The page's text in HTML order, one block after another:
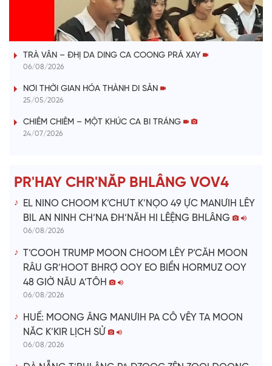
l
a
V
i
e
o
VÀI PHÚT DÀNH CHO QUẢNG BÁ
TRÀ VÂN – ĐHỊ DA DING CA COONG PRÁ XAY
06/08/2026
NƠI THỜI GIAN HÓA THÀNH DI SẢN
25/05/2026
CHIÊM CHIÊM – MỘT KHÚC CA BI TRÁNG
24/07/2026
PR'HAY CHR'NĂP BHLÂNG VOV4
EL NINO CHOOM K’CHƯT K’NỌO 49 ỰC MANƯIH LÊY
BIL AN NINH CH’NA ĐH’NĂH HI LÊỆNG BHLÂNG
06/08/2026
T’COOH TRUMP MOON CHOOM LÊY P’CĂH MOON
RÂU GR’HOOT BHRỢ OOY EO BIỂN HORMUZ OOY
48 GIỜ NÂU A’TÔH
06/08/2026
HUẾ: MOONG ÂNG MANƯIH PA CÔ VÊY TA MOON
NĂC K’KIR LỊCH SỬ
06/08/2026